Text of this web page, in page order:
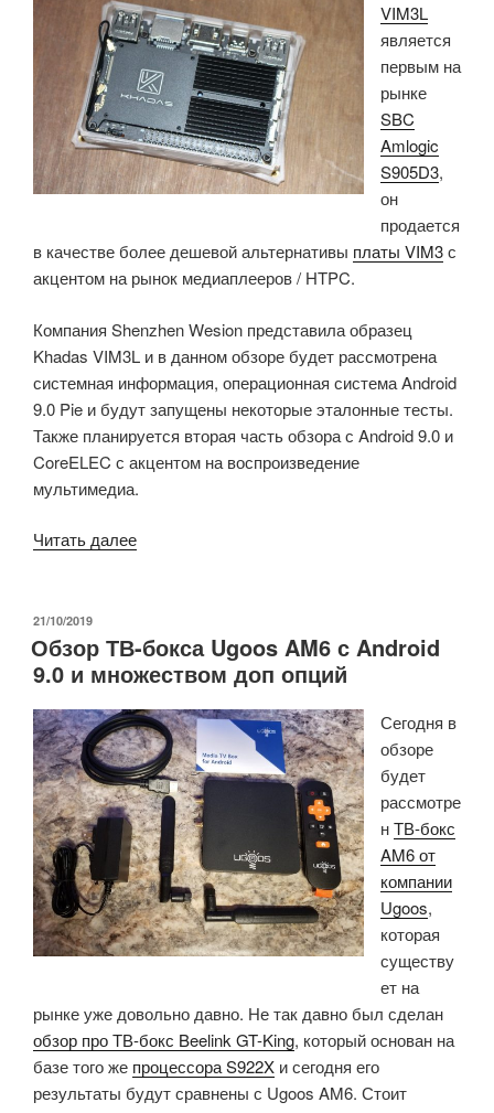
Android
7.1»
VIM3L
является
первым на
рынке
SBC
Amlogic
S905D3,
он
продается
в качестве более дешевой альтернативы платы VIM3с
акцентом на рынок медиаплееров / HTPC.
Компания Shenzhen Wesion представила образец
Khadas VIM3L и в данном обзоре будет рассмотрена
системная информация, операционная система Android
9.0 Pie и будут запущены некоторые эталонные тесты.
Также планируется вторая часть обзора с Android 9.0 и
CoreELEC с акцентом на воспроизведение
мультимедиа.
Читать далее«Khadas
тесты,
настройки
информация
о
системе»
ОПУБЛИКОВАНО
21/10/2019
Обзор ТВ-бокса Ugoos AM6 с Android
9.0 и множеством доп опций
Сегодня в
обзоре
будет
рассмотре
нТВ-бокс
AM6 от
компании
Ugoos,
которая
существу
ет на
рынке уже довольно давно. Не так давно был сделан
обзор про ТВ-бокс Beelink GT-King, который основан на
базе того же процессора S922X и сегодня его
результаты будут сравнены с Ugoos AM6. Стоит